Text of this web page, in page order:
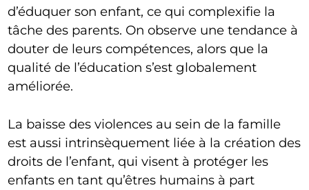
d’éduquer son enfant, ce qui complexifie la
tâche des parents. On observe une tendance à
douter de leurs compétences, alors que la
qualité de l’éducation s’est globalement
améliorée.
La baisse des violences au sein de la famille
est aussi intrinsèquement liée à la création des
droits de l’enfant, qui visent à protéger les
enfants en tant qu’êtres humains à part